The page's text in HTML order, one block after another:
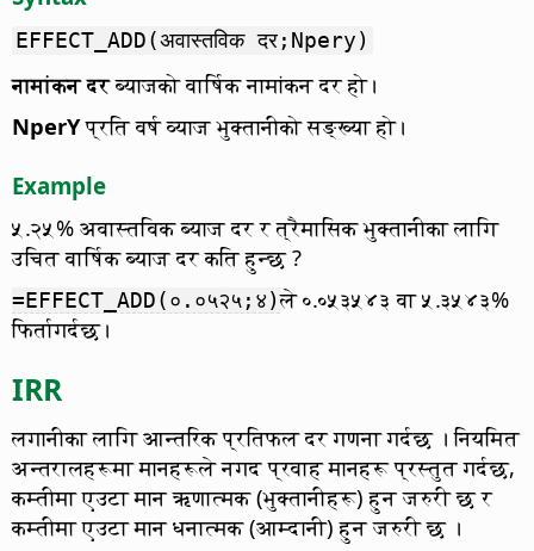
EFFECT_ADD(अवास्तविक दर;Npery)
नामांकन दरब्याजको वार्षिक नामांकन दर हो।
NperYप्रति वर्ष व्याज भुक्तानीको सङ्ख्या हो।
Example
५.२५% अवास्तविक ब्याज दर र त्रैमासिक भुक्तानीका लागि
उचित वार्षिक ब्याज दर कति हुन्छ ?
=EFFECT_ADD(०.०५२५;४)ले ०.०५३५४३ वा ५.३५४३%
फिर्तागर्दछ।
IRR
लगानीका लागि आन्तरिक प्रतिफल दर गणना गर्दछ । नियमित
अन्तरालहरूमा मानहरूले नगद प्रवाह मानहरू प्रस्तुत गर्दछ,
कम्तीमा एउटा मान ऋणात्मक (भुक्तानीहरू) हुन जरुरी छ र
कम्तीमा एउटा मान धनात्मक (आम्दानी) हुन जरुरी छ ।